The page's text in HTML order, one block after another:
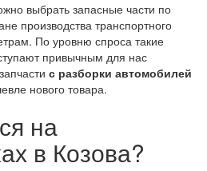
выбрать запасные части по
производства транспортного
По уровню спроса такие
привычным для нас
с разборки автомобилей
нового товара.
на
в Козова?